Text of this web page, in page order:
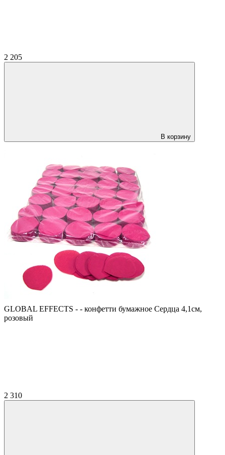
2 205
В корзину
GLOBAL EFFECTS - - конфетти бумажное Сердца 4,1см,
розовый
2 310